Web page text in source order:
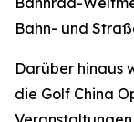
Bahn- und
Darüber hinaus
die Golf China